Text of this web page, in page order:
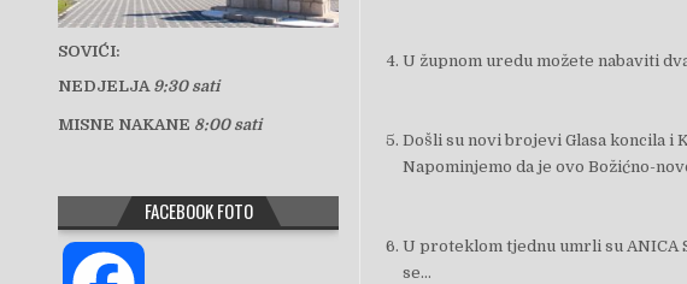
U župnom uredu možete nabaviti
Došli su novi brojevi Glasa koncila i
Napominjemo da je ovo Božićno-
U proteklom tjednu umrli su ANICA
se…
SOVIĆI:
NEDJELJA 9:30 sati
MISNE NAKANE 8:00 sati
FACEBOOK FOTO